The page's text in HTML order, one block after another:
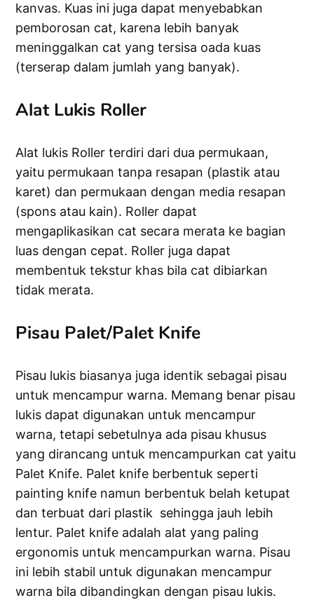
kanvas. Kuas ini juga dapat menyebabkan
pemborosan cat, karena lebih banyak
meninggalkan cat yang tersisa oada kuas
(terserap dalam jumlah yang banyak).
Alat Lukis Roller
Alat lukis Roller terdiri dari dua permukaan,
yaitu permukaan tanpa resapan (plastik atau
karet) dan permukaan dengan media resapan
(spons atau kain). Roller dapat
mengaplikasikan cat secara merata ke bagian
luas dengan cepat. Roller juga dapat
membentuk tekstur khas bila cat dibiarkan
tidak merata.
Pisau Palet/Palet Knife
Pisau lukis biasanya juga identik sebagai pisau
untuk mencampur warna. Memang benar pisau
lukis dapat digunakan untuk mencampur
warna, tetapi sebetulnya ada pisau khusus
yang dirancang untuk mencampurkan cat yaitu
Palet Knife. Palet knife berbentuk seperti
painting knife namun berbentuk belah ketupat
dan terbuat dari plastik sehingga jauh lebih
lentur. Palet knife adalah alat yang paling
ergonomis untuk mencampurkan warna. Pisau
ini lebih stabil untuk digunakan mencampur
warna bila dibandingkan dengan pisau lukis.